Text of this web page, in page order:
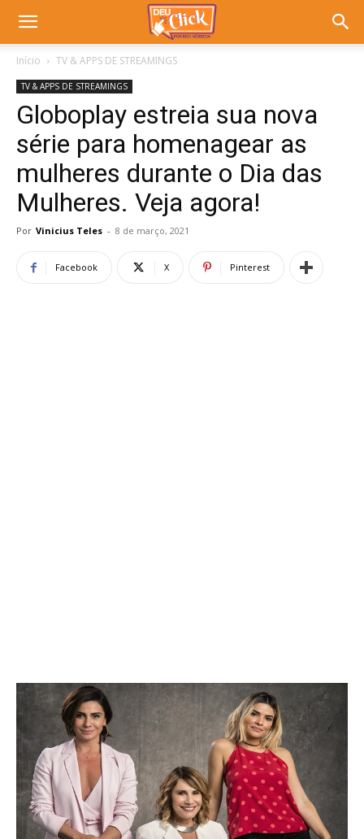
Início TV & APPS DE STREAMINGS
TV & APPS DE STREAMINGS
Globoplay estreia sua nova
série para homenagear as
mulheres durante o Dia das
Mulheres. Veja agora!
Por Vinicius Teles - 8 de março, 2021
Facebook X Pinterest